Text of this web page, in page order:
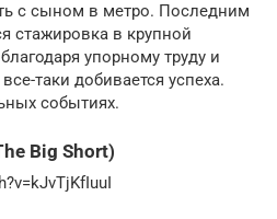
с сыном в метро. Последним
стажировка в крупной
упорному труду и
таки добивается успеха.
событиях.
Big Short)